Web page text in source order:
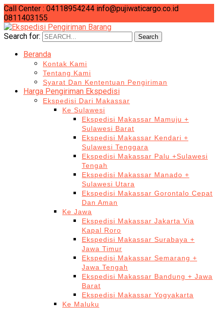
Call Center : 04118954244 info@pujiwaticargo.co.id
0811403155
Search for:
Search
Beranda
Kontak Kami
Tentang Kami
Syarat Dan Kententuan Pengiriman
Harga Pengiriman Ekspedisi
Ekspedisi Dari Makassar
Ke Sulawesi
Ekspedisi Makassar Mamuju +
Sulawesi Barat
Ekspedisi Makassar Kendari +
Sulawesi Tenggara
Ekspedisi Makassar Palu +Sulawesi
Tengah
Ekspedisi Makassar Manado +
Sulawesi Utara
Ekspedisi Makassar Gorontalo Cepat
Dan Aman
Ke Jawa
Ekspedisi Makassar Jakarta Via
Kapal Roro
Ekspedisi Makassar Surabaya +
Jawa Timur
Ekspedisi Makassar Semarang +
Jawa Tengah
Ekspedisi Makassar Bandung + Jawa
Barat
Ekspedisi Makassar Yogyakarta
Ke Maluku